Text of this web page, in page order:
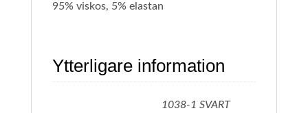
95% viskos, 5% elastan
Ytterligare information
1038-1 SVART